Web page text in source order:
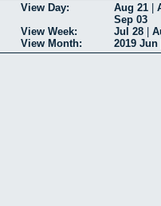
View Day: Aug 21
Sep 03
View Week:
Jul 28
View Month:
2019 Jun